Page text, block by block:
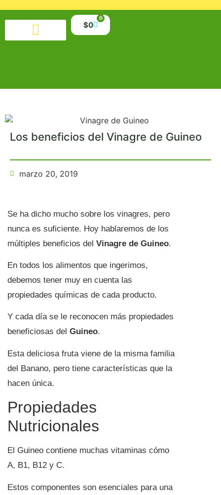
$0
0
Los beneficios del Vinagre de Guineo
marzo 20, 2019
Se ha dicho mucho sobre los vinagres, pero
nunca es suficiente. Hoy hablaremos de los
múltiples beneficios del Vinagre de Guineo.
En todos los alimentos que ingerimos,
debemos tener muy en cuenta las
propiedades químicas de cada producto.
Y cada día se le reconocen más propiedades
beneficiosas del Guineo.
Esta deliciosa fruta viene de la misma familia
del Banano, pero tiene características que la
hacen única.
Propiedades
Nutricionales
El Guineo contiene muchas vitaminas cómo
A, B1, B12 y C.
Estos componentes son esenciales para una